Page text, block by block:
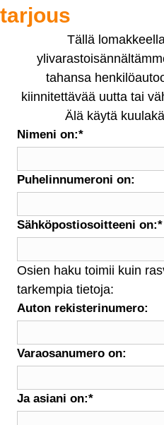
tarjous
Tällä
tahansa
kiinnitettävää uutta tai
Älä käytä
Nimeni on:*
Puhelinnumeroni on:
Sähköpostiosoitteeni on:*
Osien haku toimii kuin
tarkempia tietoja:
Auton rekisterinumero:
Varaosanumero on:
Ja asiani on:*